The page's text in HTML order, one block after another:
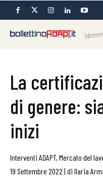
La
di genere:
inizi
Interventi ADAPT, Mercato del
19 Settembre 2022 | di Ilaria